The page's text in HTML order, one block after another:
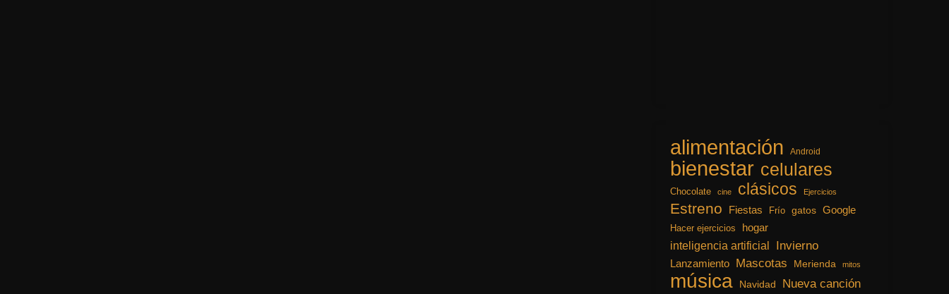
alimentación Android
bienestar celulares
Chocolate cine clásicos Ejercicios
Estreno Fiestas Frío gatos Google
Hacer ejercicios hogar
inteligencia artificial Invierno
Lanzamiento Mascotas Merienda mitos
música Navidad Nueva canción